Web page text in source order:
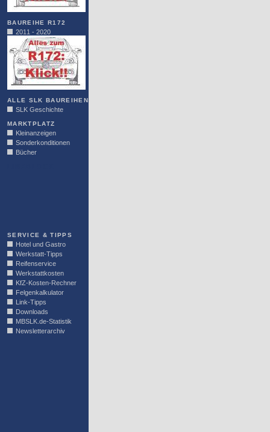
BAUREIHE R172
2011 - 2020
ALLE SLK BAUREIHEN
SLK Geschichte
MARKTPLATZ
Kleinanzeigen
Sonderkonditionen
Bücher
SERVICE & TIPPS
Hotel und Gastro
Werkstatt-Tipps
Reifenservice
Werkstattkosten
KfZ-Kosten-Rechner
Felgenkalkulator
Link-Tipps
Downloads
MBSLK.de-Statistik
Newsletterarchiv